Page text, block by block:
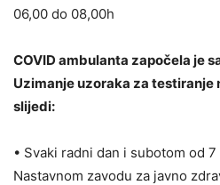
06,00 do 08,00h
COVID ambulanta započela je
Uzimanje uzoraka za testiranje
slijedi:
• Svaki radni dan i subotom od 7
Nastavnom zavodu za javno